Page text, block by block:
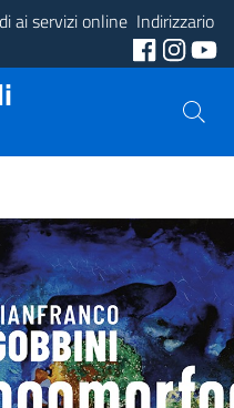
ai servizi online Indirizzario